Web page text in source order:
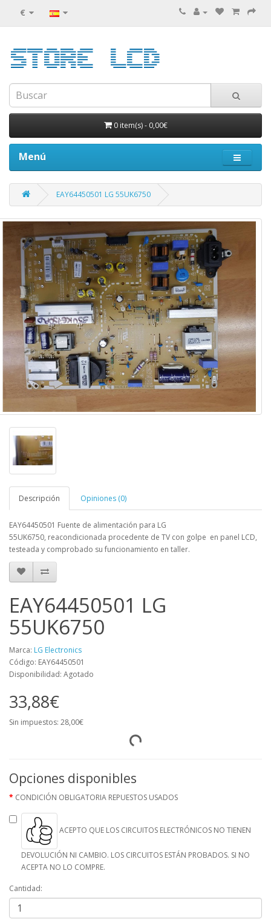
€
0 item(s)- 0,00€
Menú
EAY64450501 LG 55UK6750
Descripción Opiniones (0)
EAY64450501 Fuente de alimentación para LG
55UK6750, reacondicionada procedente de TV con golpe en panel LCD,
testeada y comprobado su funcionamiento en taller.
EAY64450501 LG
55UK6750
Marca: LG Electronics
Código: EAY64450501
Disponibilidad: Agotado
33,88€
Sin impuestos: 28,00€
Opciones disponibles
CONDICIÓN OBLIGATORIA REPUESTOS USADOS
ACEPTO QUE LOS CIRCUITOS ELECTRÓNICOS NO TIENEN
DEVOLUCIÓN NI CAMBIO. LOS CIRCUITOS ESTÁN PROBADOS. SI NO
ACEPTA NO LO COMPRE.
Cantidad: